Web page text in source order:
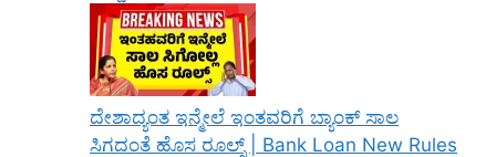
ದೇಶಾದ್ಯಂತ ಇನ್ಮೇಲೆ ಇಂತವರಿಗೆ ಬ್ಯಾಂಕ್ ಸಾಲ
ಸಿಗದಂತೆ ಹೊಸ ರೂಲ್ಸ್ | Bank Loan New Rules